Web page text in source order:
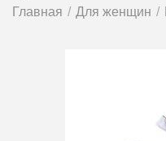
Главная / Для женщин /